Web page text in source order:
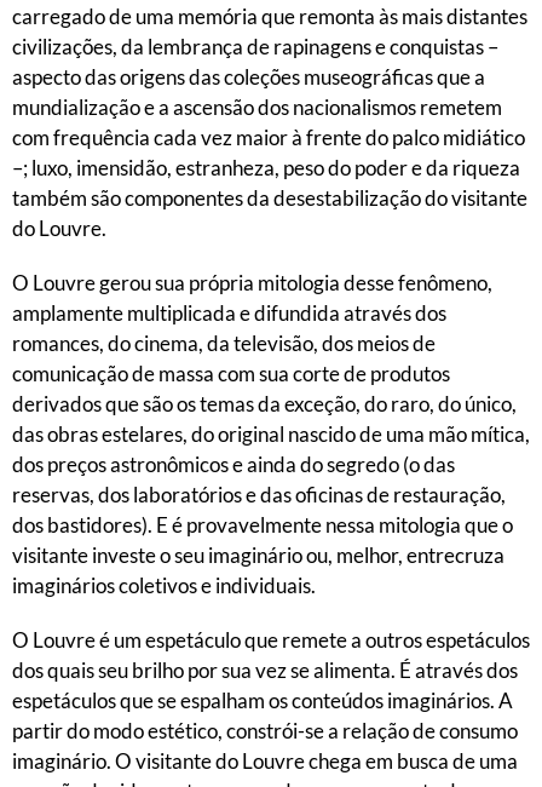
carregado de uma memória que remonta às mais distantes
civilizações, da lembrança de rapinagens e conquistas –
aspecto das origens das coleções museográficas que a
mundialização e a ascensão dos nacionalismos remetem
com frequência cada vez maior à frente do palco midiático
–; luxo, imensidão, estranheza, peso do poder e da riqueza
também são componentes da desestabilização do visitante
do Louvre.
O Louvre gerou sua própria mitologia desse fenômeno,
amplamente multiplicada e difundida através dos
romances, do cinema, da televisão, dos meios de
comunicação de massa com sua corte de produtos
derivados que são os temas da exceção, do raro, do único,
das obras estelares, do original nascido de uma mão mítica,
dos preços astronômicos e ainda do segredo (o das
reservas, dos laboratórios e das oficinas de restauração,
dos bastidores). E é provavelmente nessa mitologia que o
visitante investe o seu imaginário ou, melhor, entrecruza
imaginários coletivos e individuais.
O Louvre é um espetáculo que remete a outros espetáculos
dos quais seu brilho por sua vez se alimenta. É através dos
espetáculos que se espalham os conteúdos imaginários. A
partir do modo estético, constrói-se a relação de consumo
imaginário. O visitante do Louvre chega em busca de uma